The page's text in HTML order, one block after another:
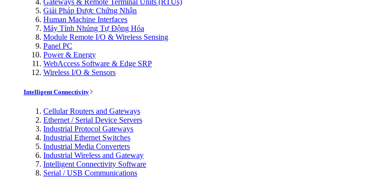
Gateways & Remote Terminal Units (RTUs)
Giải Pháp Được Chứng Nhận
Human Machine Interfaces
Máy Tính Nhúng Tự Động Hóa
Module Remote I/O & Wireless Sensing
Panel PC
Power & Energy
WebAccess Software & Edge SRP
Wireless I/O & Sensors
Intelligent Connectivity
Cellular Routers and Gateways
Ethernet / Serial Device Servers
Industrial Protocol Gateways
Industrial Ethernet Switches
Industrial Media Converters
Industrial Wireless and Gateway
Intelligent Connectivity Software
Serial / USB Communications